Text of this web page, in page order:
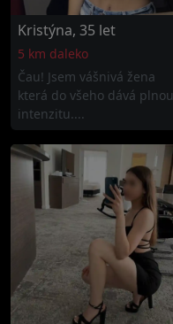
Kristýna, 35 let
5 km daleko
Čau! Jsem vášnivá žena
která do všeho dává plnou
intenzitu....